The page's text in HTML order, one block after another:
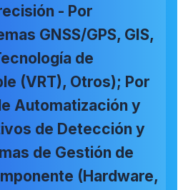
- Por
GNSS/GPS, GIS,
de
(VRT), Otros); Por
Automatización y
de Detección y
de Gestión de
(Hardware,